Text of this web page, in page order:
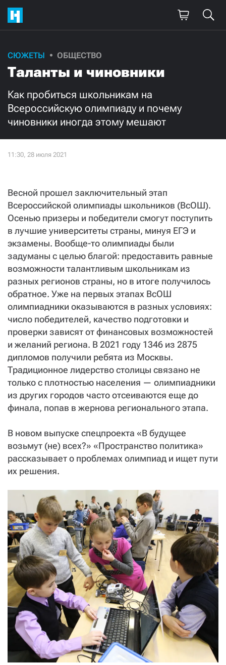
СЮЖЕТЫ ОБЩЕСТВО
Таланты и чиновники
Как пробиться школьникам на
Всероссийскую олимпиаду и почему
чиновники иногда этому мешают
Весной прошел заключительный этап
Всероссийской олимпиады школьников (ВсОШ).
Осенью призеры и победители смогут поступить
в лучшие университеты страны, минуя ЕГЭ и
экзамены. Вообще-то олимпиады были
задуманы с целью благой: предоставить равные
возможности талантливым школьникам из
разных регионов страны, но в итоге получилось
обратное. Уже на первых этапах ВсОШ
олимпиадники оказываются в разных условиях:
число победителей, качество подготовки и
проверки зависят от финансовых возможностей
и желаний региона. В 2021 году 1346 из 2875
дипломов получили ребята из Москвы.
Традиционное лидерство столицы связано не
только с плотностью населения — олимпиадники
из других городов часто отсеиваются еще до
финала, попав в жернова регионального этапа.
В новом выпуске спецпроекта «В будущее
возьмут (не) всех?» «Пространство политика»
рассказывает о проблемах олимпиад и ищет пути
их решения.
Поддержите
нашу работу!
Ежемесячно Разово
3000 1000
500
Нажимая кнопку «Стать соучастником»,
я принимаю условия и подтверждаю свое гражданство РФ
СТАТЬ СОУЧАСТНИКОМ
ПОДЕЛИТЬСЯ С ДРУЗЬЯМИ
Если у вас есть вопросы, пишите donate@novayagazeta.ru
звоните:
+7 (929) 612-03-68